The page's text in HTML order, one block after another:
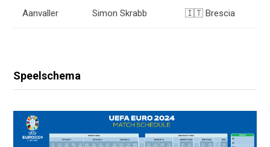
Aanvaller Simon Skrabb 🇮🇹 Brescia
Speelschema